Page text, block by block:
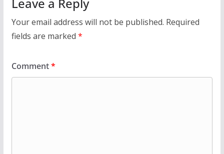
Your email address will not be published. Required
fields are marked *
Comment*